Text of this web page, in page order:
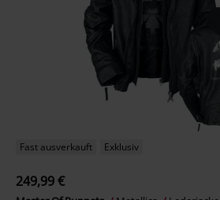
Fast ausverkauft Exklusiv
249,99 €